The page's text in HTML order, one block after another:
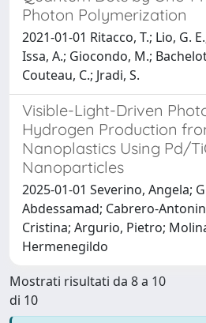
Photon Polymerization
2021-01-01 Ritacco, T.; Lio, G.
Issa, A.; Giocondo, M.;
Couteau, C.; Jradi, S.
Visible-Light-Driven
Hydrogen Production
Nanoplastics Using Pd/
Nanoparticles
2025-01-01 Severino, Angela;
Abdessamad; Cabrero-
Cristina; Argurio, Pietro;
Hermenegildo
Mostrati risultati da 8 a 10
di 10